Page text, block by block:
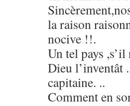
la raison
nocive !!.
Un tel pays
Dieu l’inventât
capitaine. ..
Comment en